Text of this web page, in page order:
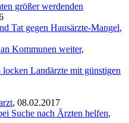
größer werdenden
Tat gegen Hausärzte-Mangel,
Kommunen weiter,
Landärzte mit günstigen
, 08.02.2017
Suche nach Ärzten helfen,